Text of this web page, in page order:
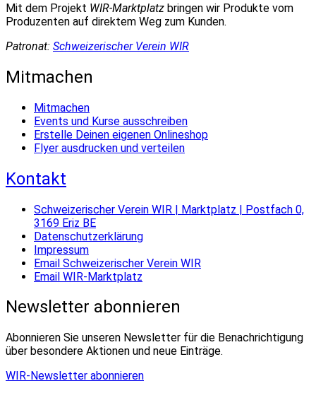
Mit dem Projekt WIR-Marktplatz bringen wir Produkte vom
Produzenten auf direktem Weg zum Kunden.
Patronat: Schweizerischer Verein WIR
Mitmachen
Mitmachen
Events und Kurse ausschreiben
Erstelle Deinen eigenen Onlineshop
Flyer ausdrucken und verteilen
Kontakt
Schweizerischer Verein WIR | Marktplatz | Postfach 0,
3169 Eriz BE
Datenschutzerklärung
Impressum
Email Schweizerischer Verein WIR
Email WIR-Marktplatz
Newsletter abonnieren
Abonnieren Sie unseren Newsletter für die Benachrichtigung
über besondere Aktionen und neue Einträge.
WIR-Newsletter abonnieren